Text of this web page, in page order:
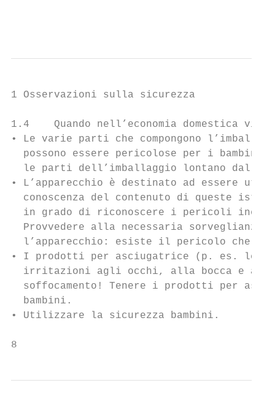
1 Osservazioni sulla sicurezza
1.4    Quando nell’economia domestica
• Le varie parti che compongono
possono essere pericolose per i
le parti dell’imballaggio lontano dalla
• L’apparecchio è destinato ad essere
conoscenza del contenuto di queste
in grado di riconoscere i pericoli
Provvedere alla necessaria sorveglianza
l’apparecchio: esiste il pericolo che i
• I prodotti per asciugatrice (p. es. le
irritazioni agli occhi, alla bocca e
soffocamento! Tenere i prodotti per
  bambini.
• Utilizzare la sicurezza bambini.
8